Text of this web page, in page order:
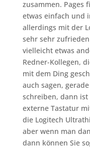
zusammen. Pages
etwas einfach und
allerdings mit der
sehr sehr
vielleicht etwas
Redner-Kollegen,
mit dem Ding
auch sagen,
schreiben, dann
externe Tastatur
die Logitech
aber wenn man
dann können Sie